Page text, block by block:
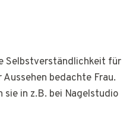
Selbstverständlichkeit für
bedachte Frau.
in z.B. bei Nagelstudio